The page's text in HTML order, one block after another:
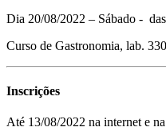
Dia 20/08/2022 – Sábado -
Curso de Gastronomia, lab.
Inscrições
Até 13/08/2022 na internet e